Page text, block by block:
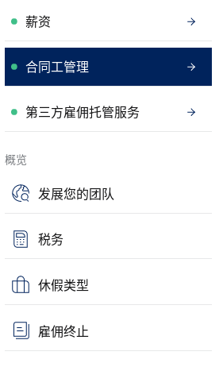
薪资
合同工管理
第三方雇佣托管服务
概览
发展您的团队
税务
休假类型
雇佣终止